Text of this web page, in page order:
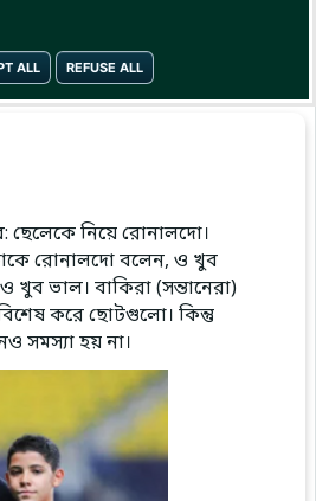
ALL REFUSE ALL
নিয়ে রোনালদো।
রোনালদো বলেন, ও খুব
খুব ভাল। বাকিরা (সন্তানেরা)
করে ছোটগুলো। কিন্তু
সমস্যা হয় না।